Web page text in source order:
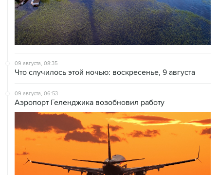
09 августа, 08:35
Что случилось этой ночью: воскресенье, 9 августа
09 августа, 06:53
Аэропорт Геленджика возобновил работу